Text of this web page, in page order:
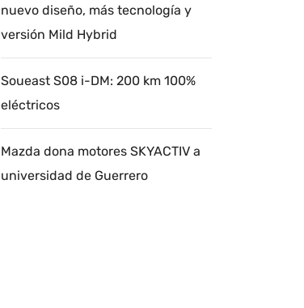
nuevo diseño, más tecnología y
versión Mild Hybrid
Soueast S08 i-DM: 200 km 100%
eléctricos
Mazda dona motores SKYACTIV a
universidad de Guerrero